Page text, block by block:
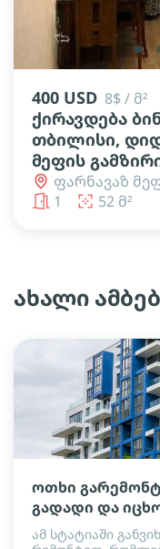
lens
400 USD 8$ / მ²
ქირავდება
თბილისი,
მეფის
ფარნავაზ
1
52 მ²
ახალი
ოთხი
გადადი და
ამ სტატიაში